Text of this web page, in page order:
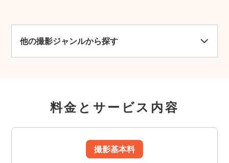
他の撮影ジャンルから探す
料金とサービス内容
撮影基本料